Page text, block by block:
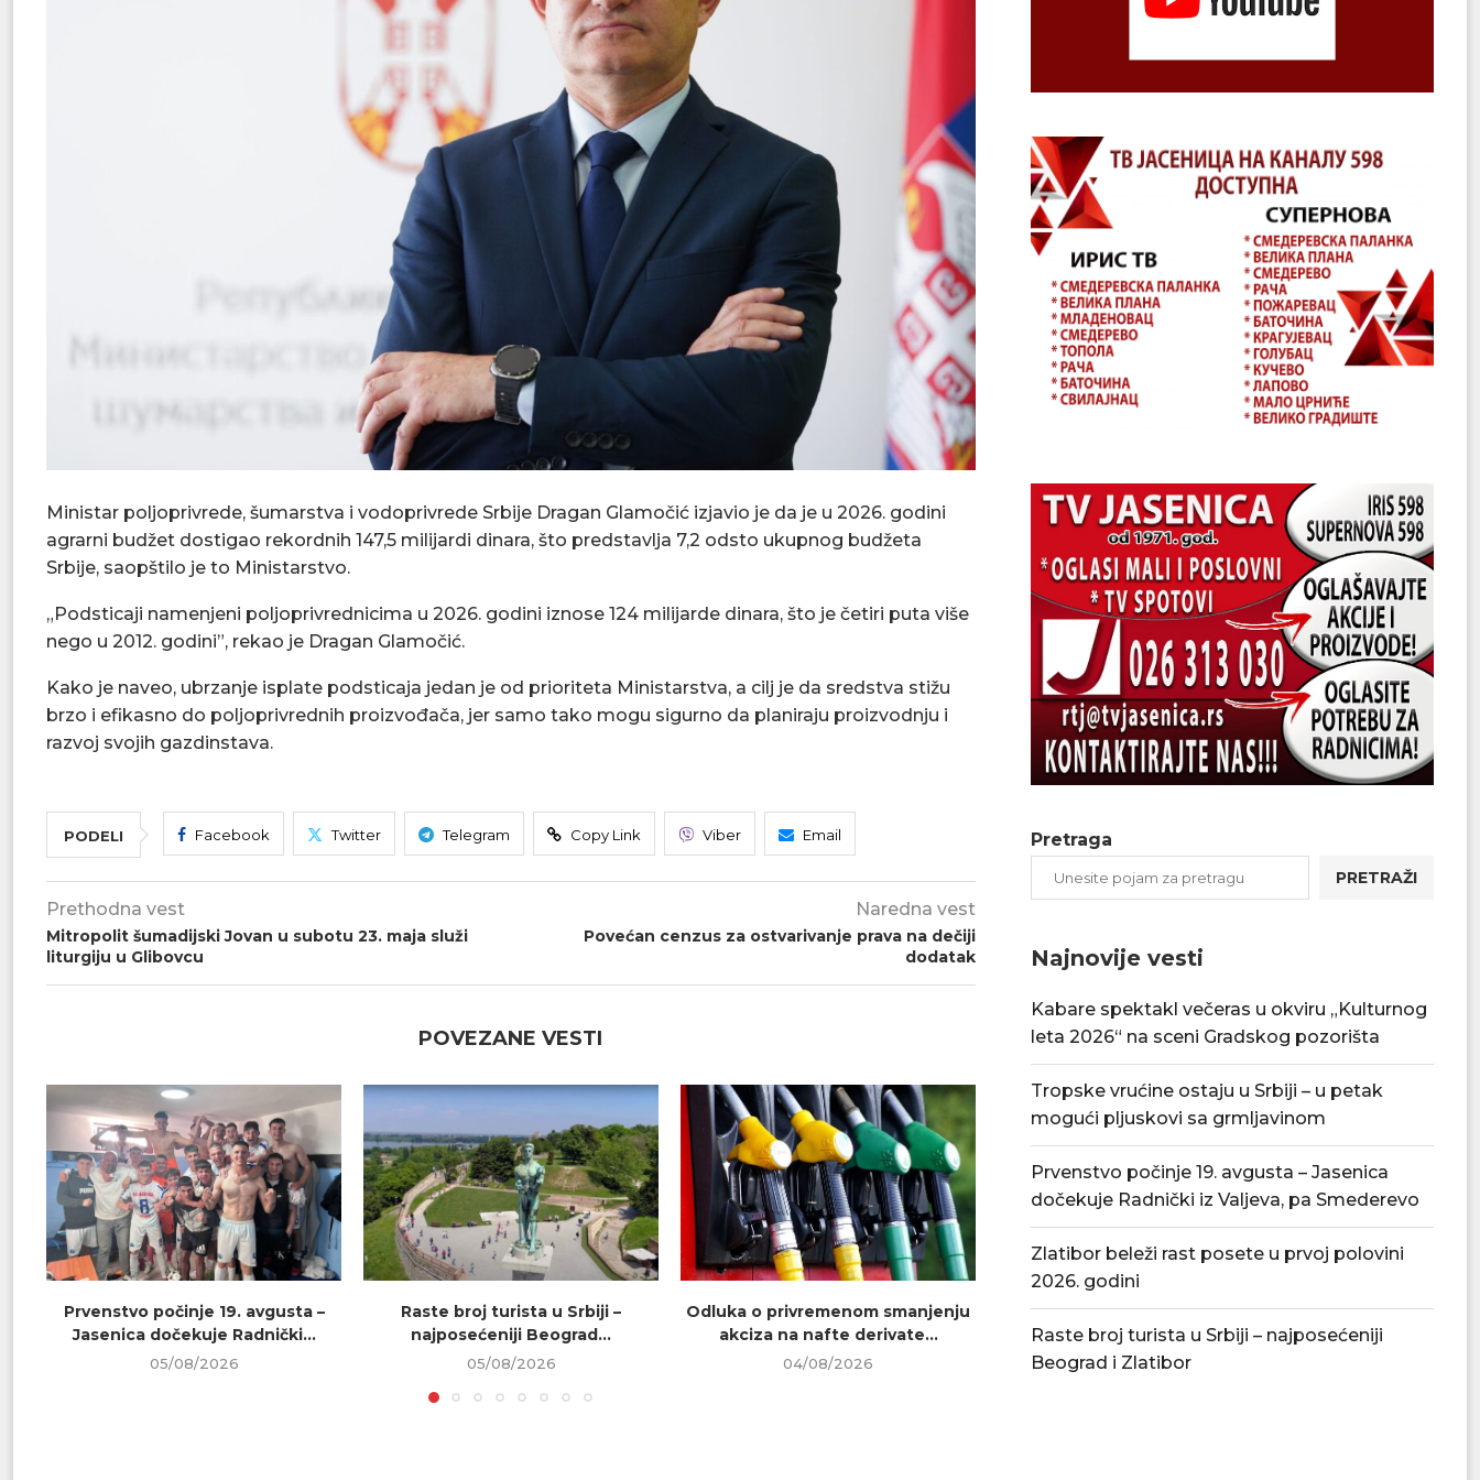
Ministar poljoprivrede, šumarstva i vodoprivrede Srbije Dragan Glamočić izjavio je da je u 2026. godini
agrarni budžet dostigao rekordnih 147,5 milijardi dinara, što predstavlja 7,2 odsto ukupnog budžeta
Srbije, saopštilo je to Ministarstvo.
„Podsticaji namenjeni poljoprivrednicima u 2026. godini iznose 124 milijarde dinara, što je četiri puta više
nego u 2012. godini”, rekao je Dragan Glamočić.
Kako je naveo, ubrzanje isplate podsticaja jedan je od prioriteta Ministarstva, a cilj je da sredstva stižu
brzo i efikasno do poljoprivrednih proizvođača, jer samo tako mogu sigurno da planiraju proizvodnju i
razvoj svojih gazdinstava.
PODELI Facebook Twitter Telegram Copy Link Viber Email
Prethodna vest
Mitropolit šumadijski Jovan u subotu 23. maja služi
liturgiju u Glibovcu
Naredna vest
Povećan cenzus za ostvarivanje prava na dečiji
dodatak
POVEZANE VESTI
Prvenstvo počinje 19. avgusta –
Jasenica dočekuje Radnički...
05/08/2026
Raste broj turista u Srbiji –
najposećeniji Beograd...
05/08/2026
Odluka o privremenom smanjenju
akciza na nafte derivate...
04/08/2026
Republički štab za vanredne
situacije pozvao na štednju...
04/08/2026
Četrnaest
Bačincu,
Pretraga
PRETRAŽI
Najnovije vesti
Kabare spektakl večeras u okviru „Kulturnog
leta 2026“ na sceni Gradskog pozorišta
Tropske vrućine ostaju u Srbiji – u petak
mogući pljuskovi sa grmljavinom
Prvenstvo počinje 19. avgusta – Jasenica
dočekuje Radnički iz Valjeva, pa Smederevo
Zlatibor beleži rast posete u prvoj polovini
2026. godini
Raste broj turista u Srbiji – najposećeniji
Beograd i Zlatibor